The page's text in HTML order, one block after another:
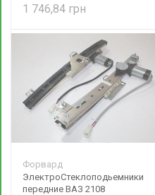
1 746,84
Форвард
ЭлектроСтеклоподьемники
передние ВАЗ 2108